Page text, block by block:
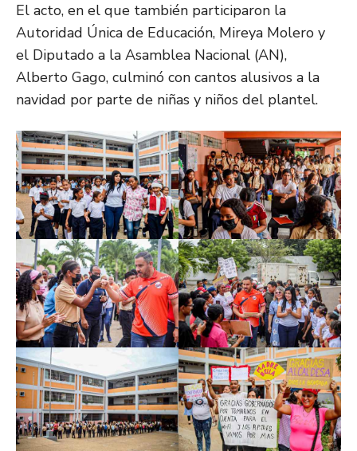
El acto, en el que también participaron la
Autoridad Única de Educación, Mireya Molero y
el Diputado a la Asamblea Nacional (AN),
Alberto Gago, culminó con cantos alusivos a la
navidad por parte de niñas y niños del plantel.